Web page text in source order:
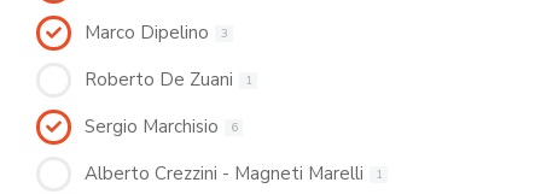
Marco Dipelino 3
Roberto De Zuani 1
Sergio Marchisio 6
Alberto Crezzini - Magneti Marelli 1